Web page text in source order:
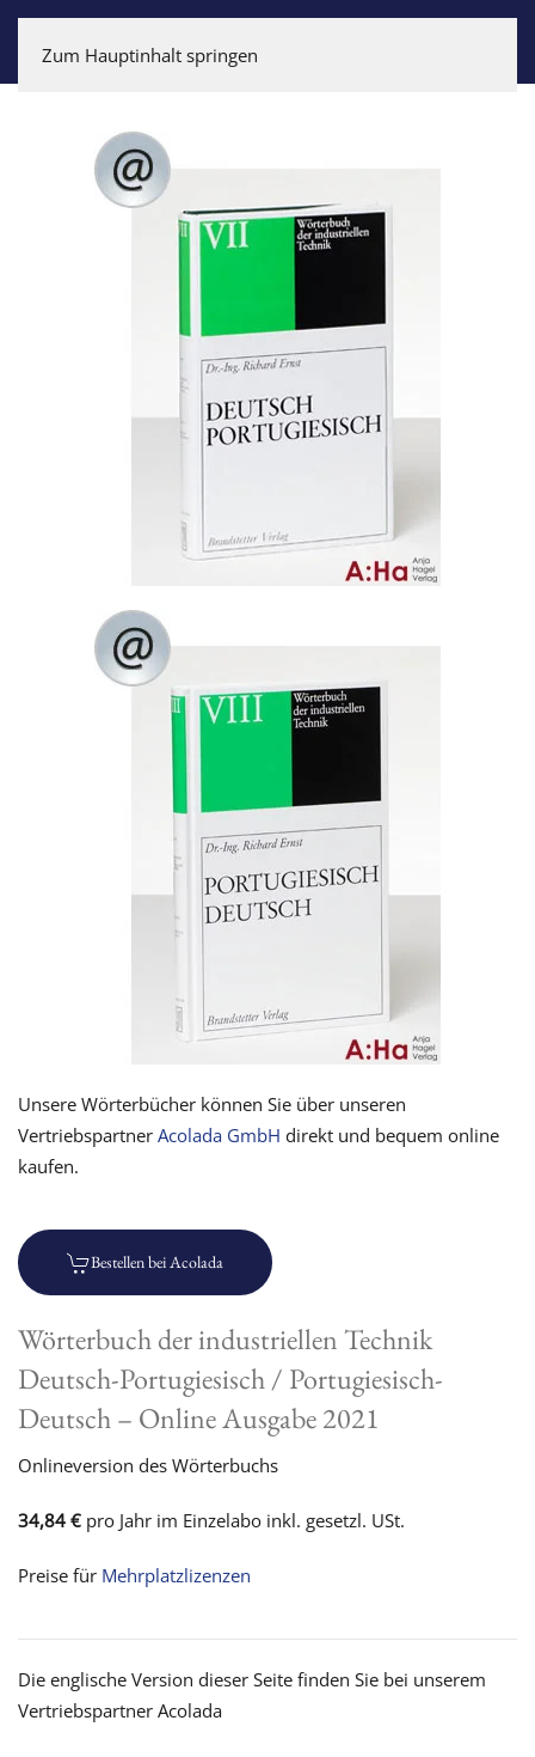
Zum Hauptinhalt springen
Unsere Wörterbücher können Sie über unseren
Vertriebspartner Acolada GmbH direkt und bequem online
kaufen.
Bestellen bei Acolada
Wörterbuch der industriellen Technik
Deutsch-Portugiesisch / Portugiesisch-
Deutsch – Online Ausgabe 2021
Onlineversion des Wörterbuchs
34,84 € pro Jahr im Einzelabo inkl. gesetzl. USt.
Preise für Mehrplatzlizenzen
Die englische Version dieser Seite finden Sie bei unserem
Vertriebspartner Acolada